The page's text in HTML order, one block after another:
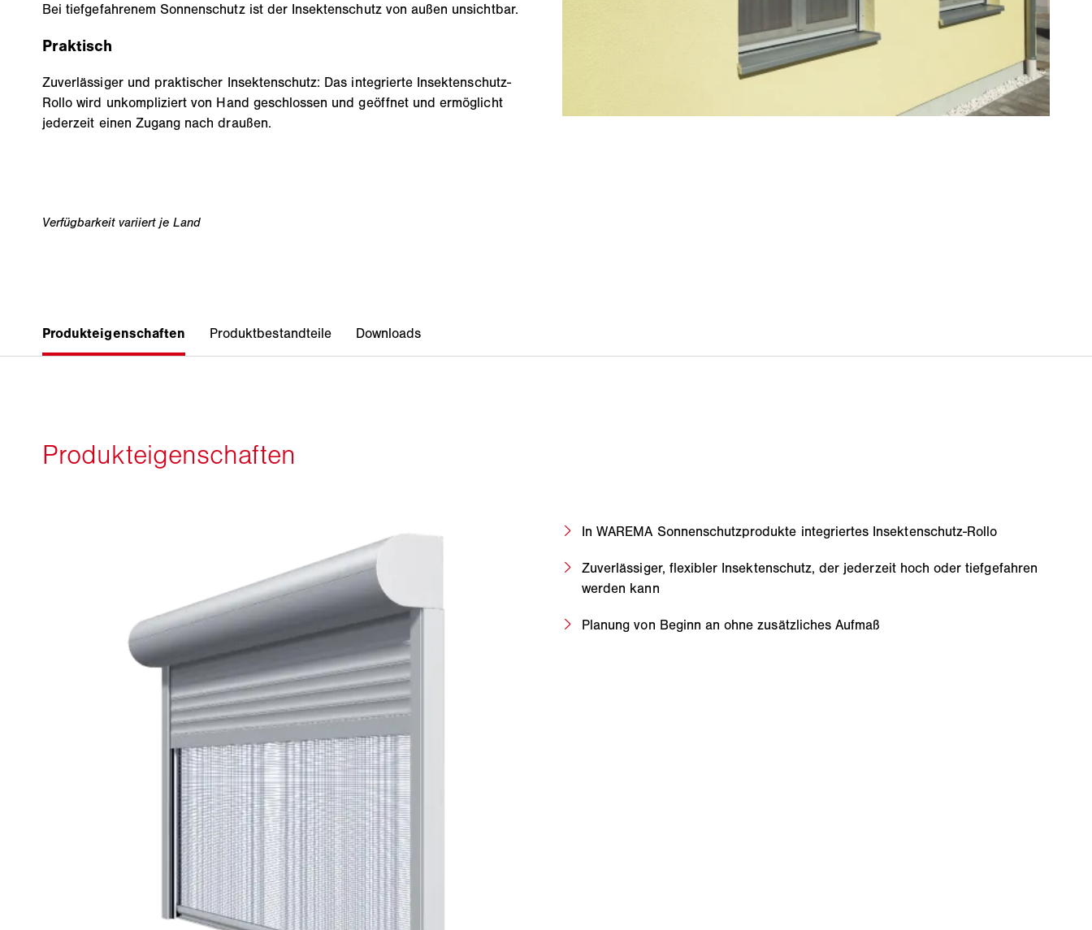
Bei tiefgefahrenem Sonnenschutz ist der Insektenschutz von außen unsichtbar.
Praktisch
Zuverlässiger und praktischer Insektenschutz: Das integrierte Insektenschutz-
Rollo wird unkompliziert von Hand geschlossen und geöffnet und ermöglicht
jederzeit einen Zugang nach draußen.
In WAREMA Sonnenschutzprodukte integriertes Insektenschutz-Rollo
Zuverlässiger, flexibler Insektenschutz, der jederzeit hoch oder tiefgefahren
werden kann
Planung von Beginn an ohne zusätzliches Aufmaß